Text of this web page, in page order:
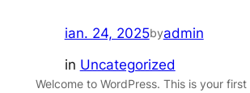
ian. 24, 2025byadmin
in Uncategorized
Welcome to WordPress. This is your